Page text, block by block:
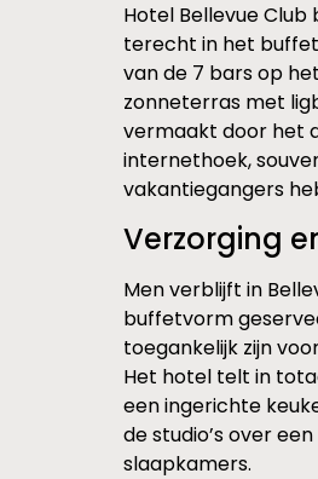
Hotel Bellevue
terecht in het
van de 7 bars op
zonneterras met
vermaakt door het
internethoek,
vakantiegangers
Verzorging
Men verblijft in
buffetvorm
toegankelijk zijn
Het hotel telt in
een ingerichte
de studio’s over
slaapkamers.